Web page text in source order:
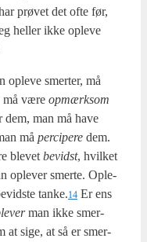
prø­vet det ofte før,
hel­ler ikke ople­ve
ople­ve smer­ter, må
må være opmærk­som
dem, man må have
må perci­pe­re dem.
ble­vet bevidst, hvil­ket
ople­ver smer­te. Ople­
tanke.14 Er ens
man ikke smer­
at sige, at så er smer­